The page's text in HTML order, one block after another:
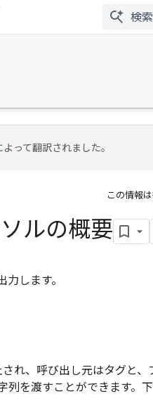
よって翻訳されました。
この情報
ルの概要
します。
れ、呼び出し元はタグと、
列を渡すことができます。